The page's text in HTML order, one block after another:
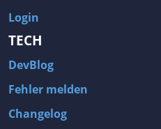
Login
TECH
DevBlog
Fehler melden
Changelog